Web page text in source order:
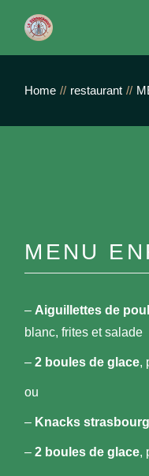
content
Home restaurant
MENU
– Aiguillettes de
blanc, frites et salade
–2 boules de glace,
ou
– Knacks
–2 boules de glace,